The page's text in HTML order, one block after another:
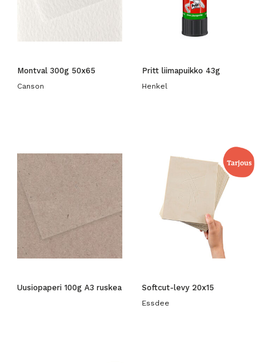
Montval 300g 50x65
Canson
Pritt liimapuikko 43g
Henkel
Uusiopaperi 100g A3 ruskea Softcut-levy 20x15
Essdee